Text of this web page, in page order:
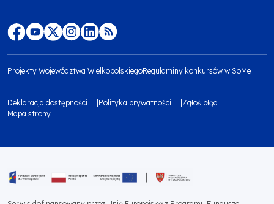
Menu
footer
społecznościowe
top
footer
Projekty Województwa WielkopolskiegoRegulaminy konkursów w SoMe
Menu
footer
2
Deklaracja dostępności Polityka prywatności
Zgłoś błąd
Mapa strony